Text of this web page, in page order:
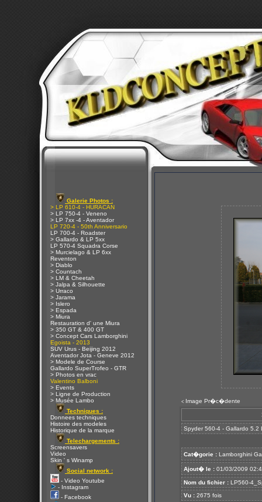
Galerie Photos :
> LP 610-4 - HURACAN
> LP 750-4 - Veneno
> LP 7xx -4 - Aventador
LP 720-4 - 50th Anniversario
LP 700-4 - Roadster
> Gallardo & LP 5xx
LP 570-4 Squadra Corse
> Murcielago & LP 6xx
Reventon
> Diablo
> Countach
> LM & Cheetah
> Jalpa & Silhouette
> Urraco
> Jarama
> Islero
> Espada
> Miura
Restauration d' une Miura
> 350 GT & 400 GT
> Concept Cars Lamborghini
Egoista - 2013
SUV Urus - Beijing 2012
Aventador Jota - Geneve 2012
> Modele de Course
Gallardo SuperTrofeo - GTR
> Photos en vrac
Valentino Balboni
> Events
> Ligne de Production
> Musée Lambo
Techniques :
Donnees techniques
Histoire des modeles
Historique de la marque
Telechargements :
Screensavers
Video
Skin ' s Winamp
Social network :
- Video Youtube
- Instagram
- Facebook
< Image Pr�c�dente
Spyder 560-4 - Gallardo 5.2
Cat�gorie : Lamborghini
Ajout� le : 01/03/2009
Nom du fichier : LP560-
Vu : 2675 fois